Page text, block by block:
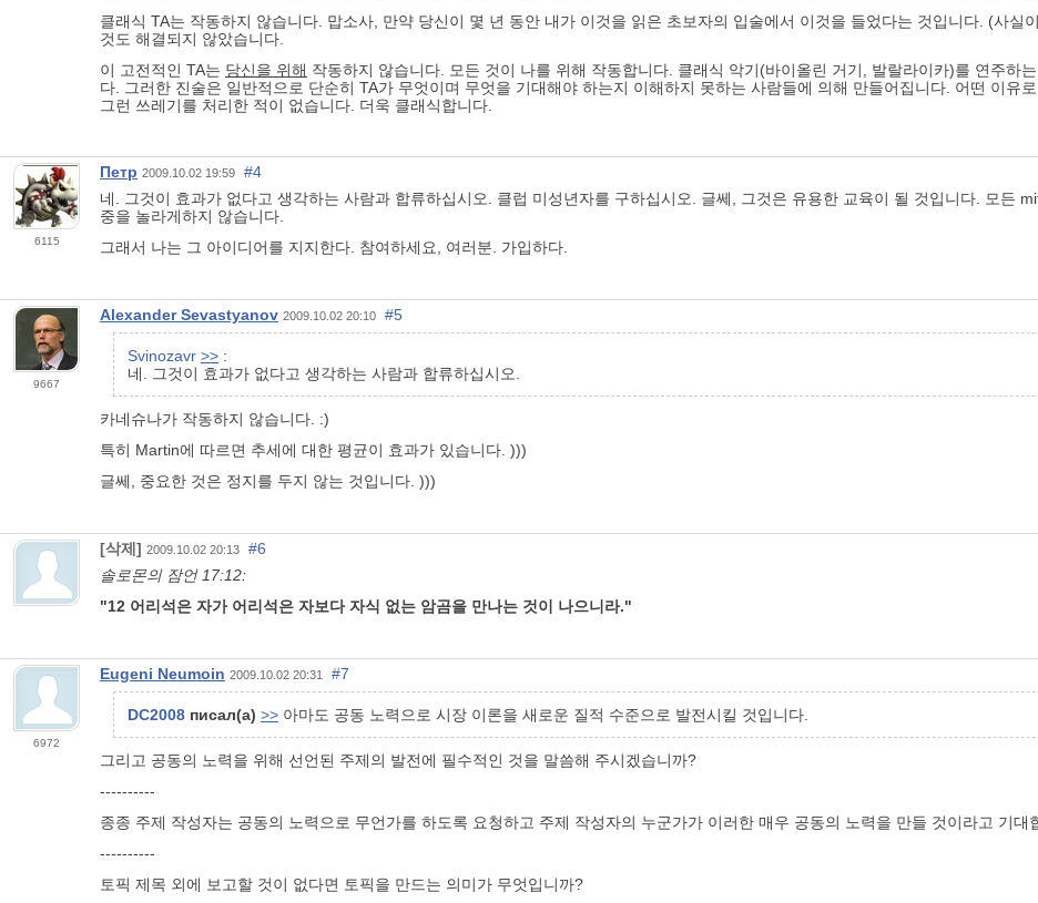
클래식 TA는 작동하지 않습니다. 맙소사, 만약 당신이 몇 년 동안 내가 이것을 읽은 초보자의 입술에서 이것을 들었다는 것입니다. (사실
것도 해결되지 않았습니다.
이 고전적인 TA는 당신을 위해 작동하지 않습니다. 모든 것이 나를 위해 작동합니다. 클래식 악기(바이올린 거기, 발랄라이카)를 연주하
다. 그러한 진술은 일반적으로 단순히 TA가 무엇이며 무엇을 기대해야 하는지 이해하지 못하는 사람들에 의해 만들어집니다. 어떤 이유
그런 쓰레기를 처리한 적이 없습니다. 더욱 클래식합니다.
6115
Петр 2009.10.02 19:59
#4
네. 그것이 효과가 없다고 생각하는 사람과 합류하십시오. 클럽 미성년자를 구하십시오. 글쎄, 그것은 유용한 교육이 될 것입니다. 모든
중을 놀라게하지 않습니다.
그래서 나는 그 아이디어를 지지한다. 참여하세요, 여러분. 가입하다.
9667
Alexander Sevastyanov 2009.10.02 20:10 #5
Svinozavr >> :
네. 그것이 효과가 없다고 생각하는 사람과 합류하십시오.
카네슈나가 작동하지 않습니다. :)
특히 Martin에 따르면 추세에 대한 평균이 효과가 있습니다. )))
글쎄, 중요한 것은 정지를 두지 않는 것입니다. )))
[삭제] 2009.10.02 20:13
#6
솔로몬의 잠언 17:12:
"12 어리석은 자가 어리석은 자보다 자식 없는 암곰을 만나는 것이 나으니라."
6972
Eugeni Neumoin 2009.10.02 20:31 #7
DC2008 писал(а) >> 아마도 공동 노력으로 시장 이론을 새로운 질적 수준으로 발전시킬 것입니다.
그리고 공동의 노력을 위해 선언된 주제의 발전에 필수적인 것을 말씀해 주시겠습니까?
----------
종종 주제 작성자는 공동의 노력으로 무언가를 하도록 요청하고 주제 작성자의 누군가가 이러한 매우 공동의 노력을 만들 것이라고 기대
----------
토픽 제목 외에 보고할 것이 없다면 토픽을 만드는 의미가 무엇입니까?